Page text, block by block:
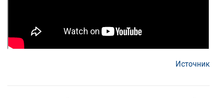
Источник